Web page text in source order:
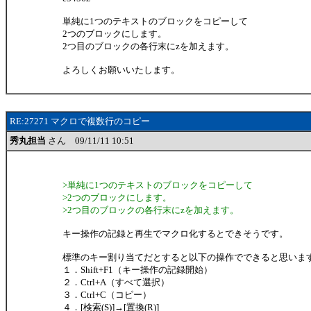
単純に1つのテキストのブロックをコピーして
2つのブロックにします。
2つ目のブロックの各行末にzを加えます。
よろしくお願いいたします。
RE:27271 マクロで複数行のコピー
秀丸担当 さん 09/11/11 10:51
>単純に1つのテキストのブロックをコピーして
>2つのブロックにします。
>2つ目のブロックの各行末にzを加えます。
キー操作の記録と再生でマクロ化するとできそうです。
標準のキー割り当てだとすると以下の操作でできると思いま
１．Shift+F1（キー操作の記録開始）
２．Ctrl+A（すべて選択）
３．Ctrl+C（コピー）
４．[検索(S)]→[置換(R)]